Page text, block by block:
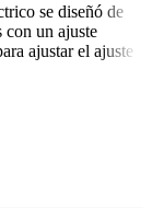
se diseñó de
con un ajuste
ajustar el ajuste